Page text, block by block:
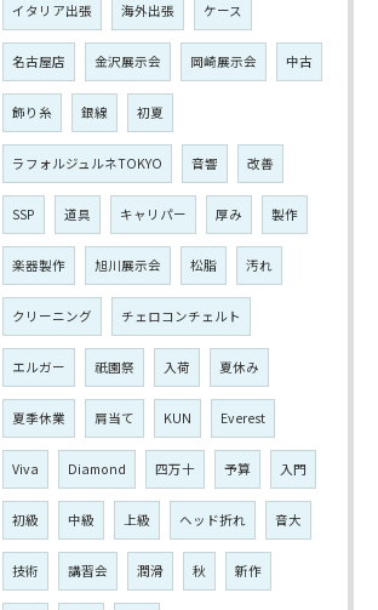
イタリア出張 海外出張 ケース
名古屋店 金沢展示会 岡崎展示会 中古
飾り糸 銀線 初夏
ラフォルジュルネTOKYO 音響 改善
SSP 道具 キャリパー 厚み 製作
楽器製作 旭川展示会 松脂 汚れ
クリーニング チェロコンチェルト
エルガー 祇園祭 入荷 夏休み
夏季休業 肩当て KUN Everest
Viva Diamond 四万十 予算 入門
初級 中級 上級 ヘッド折れ 音大
技術 講習会 潤滑 秋 新作